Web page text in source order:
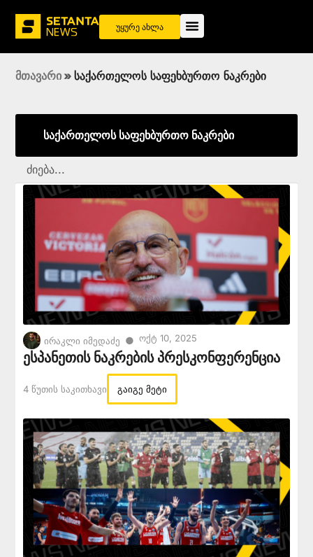
უყურე ახლა
მთავარი » საქართელოს საფეხბურთო ნაკრები
საქართელოს საფეხბურთო ნაკრები
ირაკლი იმედაძე ● Ოქტ 10, 2025
ესპანეთის ნაკრების პრესკონფერენცია
4 Წუთის Საკითხავი გაიგე მეტი